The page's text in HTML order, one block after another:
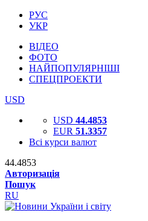
РУС
УКР
ВІДЕО
ФОТО
НАЙПОПУЛЯРНІШІ
СПЕЦПРОЕКТИ
USD
USD 44.4853
EUR 51.3357
Всі курси валют
44.4853
Авторизація
Пошук
RU